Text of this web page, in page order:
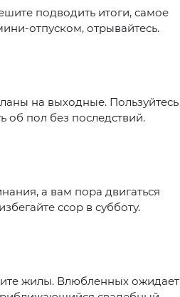
подводить итоги, самое
отпуском, отрывайтесь.
на выходные. Пользуйтесь
об пол без последствий.
а вам пора двигаться
ссор в субботу.
жилы. Влюбленных ожидает